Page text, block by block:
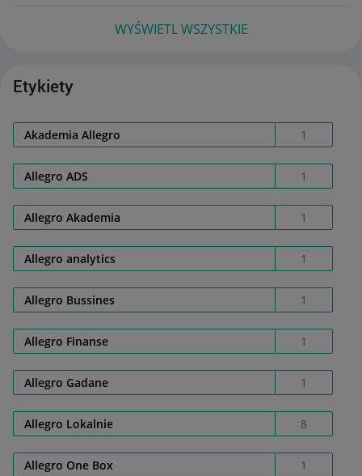
WYŚWIETL WSZYSTKIE
Etykiety
Akademia Allegro 1
Allegro ADS 1
Allegro Akademia 1
Allegro analytics 1
Allegro Bussines 1
Allegro Finanse 1
Allegro Gadane 1
Allegro Lokalnie 8
Allegro One Box 1